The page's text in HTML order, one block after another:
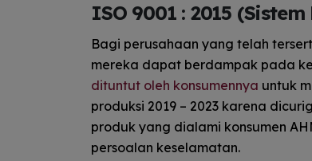
ISO 9001 : 2015
Bagi perusahaan yang telah
mereka dapat berdampak pada
dituntut oleh konsumennya untuk
produksi 2019 – 2023 karena
produk yang dialami konsumen
persoalan keselamatan.